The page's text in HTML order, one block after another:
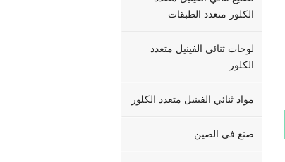
الكلور متعدد الطبقات
لوحات ثنائي الفينيل متعدد
الكلور
مواد ثنائي الفينيل متعدد الكلور
صنع في الصين